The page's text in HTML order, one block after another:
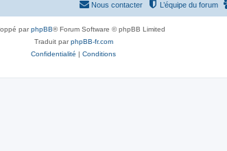
L’équipe du forum
Nous contacter
parphpBB® Forum Software © phpBB Limited
Traduit parphpBB-fr.com
Confidentialité | Conditions